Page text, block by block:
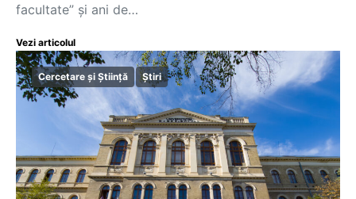
facultate” și ani de…
Vezi articolul
Cercetare și Știință Știri